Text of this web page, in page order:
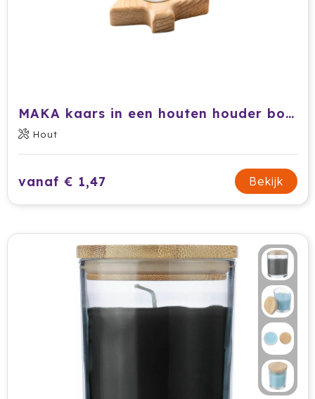
MAKA kaars in een houten houder boom
Hout
vanaf € 1,47 Bekijk